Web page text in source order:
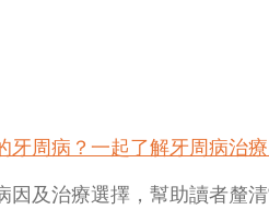
牙周病？一起了解牙周病治
因及治療選擇，幫助讀者釐